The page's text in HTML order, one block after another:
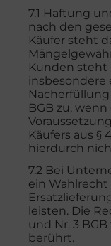
7.1 Haftung
nach den
Käufer steht
Kunden steht
insbesondere
Nacherfüllung
BGB zu,
Käufers aus §
hierdurch
7.2 Bei
ein Wahlrecht
leisten. Die
und Nr. 3
berührt.